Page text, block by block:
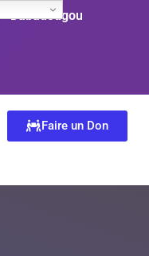
Dabadougou
Faire un Don